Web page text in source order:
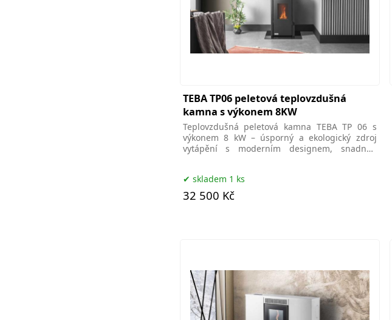
TEBA TP06 peletová teplovzdušná
kamna s výkonem 8KW
Teplovzdušná peletová kamna TEBA TP 06 s
výkonem 8 kW – úsporný a ekologický zdroj
vytápění s moderním designem, snadnou
skladem 1 ks
32 500 Kč